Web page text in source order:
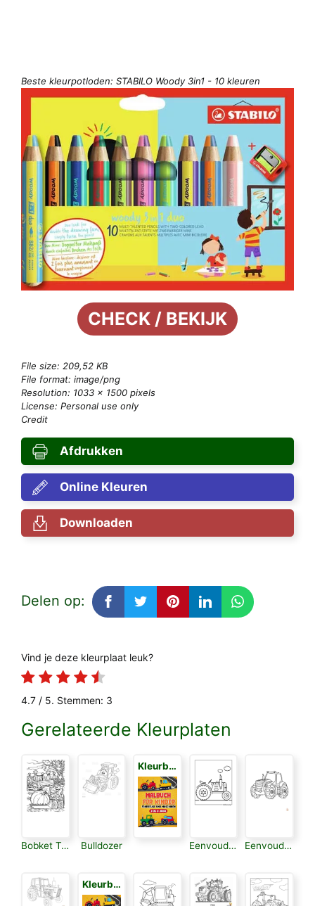
Beste kleurpotloden: STABILO Woody 3in1 - 10 kleuren
CHECK / BEKIJK
File size: 209,52 KB
File format: image/png
Resolution: 1033 × 1500 pixels
License: Personal use only
Credit
Afdrukken
Online Kleuren
Downloaden
Delen op:
Vind je deze kleurplaat leuk?
4.7 / 5. Stemmen: 3
Gerelateerde Kleurplaten
Bobket Trekker Bulldozer
Kleurboek voor Kinderen 3
Eenvoudige Tractor Eenvoudige Trekker
Kleurboek voor Kinderen 3